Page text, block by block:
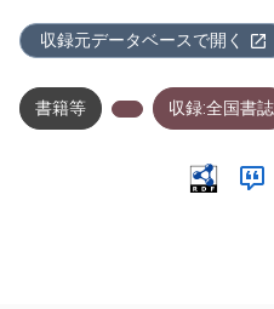
収録元データベースで開く
書籍等 収録:全国書誌